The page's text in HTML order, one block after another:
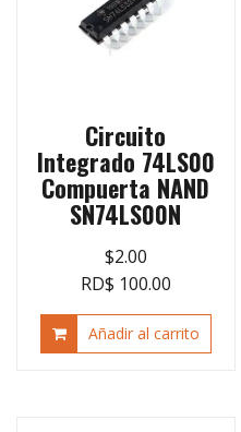
Circuito
Integrado 74LS00
Compuerta NAND
SN74LS00N
$2.00
RD$ 100.00
Añadir al carrito